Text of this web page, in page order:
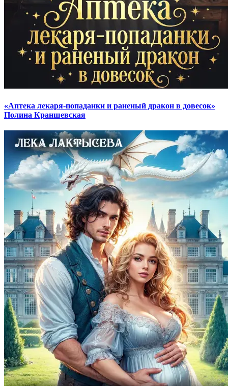
«Аптека лекаря-попаданки и раненый дракон в довесок»
Полина Краншевская